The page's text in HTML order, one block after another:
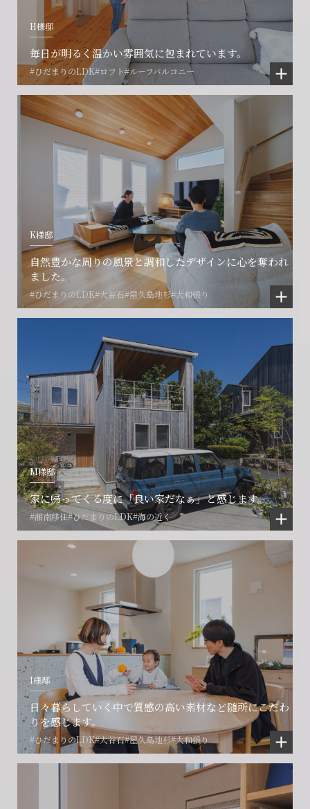
H様邸
毎日が明るく温かい雰囲気に包まれています。
#ひだまりのLDK#ロフト#ルーフバルコニー
K様邸
自然豊かな周りの風景と調和したデザインに心を奪われ
ました。
#ひだまりのLDK#大谷石#屋久島地杉#大和張り
M様邸
家に帰ってくる度に「良い家だなぁ」と感じます。
#湘南移住#ひだまりのLDK#海の近く
I様邸
日々暮らしていく中で質感の高い素材など随所にこだわ
りを感じます。
#ひだまりのLDK#大谷石#屋久島地杉#大和張り
お電話でのお問い合わせ
0466-24-2478
営業時間9:30~18:30 水曜定休
閉じる
プロコール24ご利用の方
0120-073-386
閉じる
賃貸管理事業部へのお問い合わせ
0466-24-2478
営業時間9:30~18:30 水曜定休
閉じる